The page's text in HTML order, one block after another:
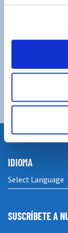
Por
COMPRAS
IDIOMA
SUSCRÍBETE A